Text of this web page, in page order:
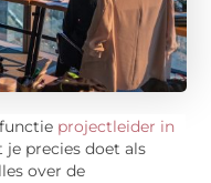
projectleider in
je precies doet als
over de